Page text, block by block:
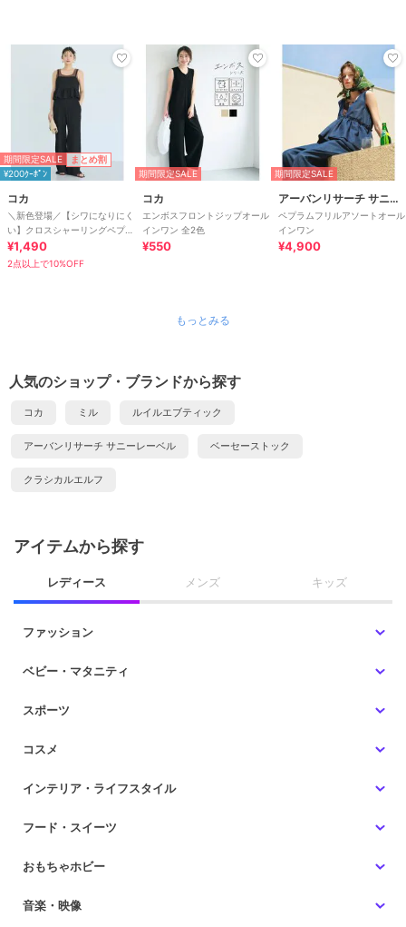
期間限定SALE まとめ割
¥200ｸｰﾎﾟﾝ
コカ
＼新色登場／【シワになりにく
い】クロスシャーリングペプラ
ムオールインワン 全2色
¥1,490
2点以上で10%OFF
期間限定SALE
コカ
エンボスフロントジップオール
インワン 全2色
¥550
期間限定SALE
アーバンリサーチ サニーレーベル
ペプラムフリルアソートオール
インワン
¥4,900
もっとみる
人気のショップ・ブランドから探す
コカ ミル ルイルエブティック
アーバンリサーチ サニーレーベル ベーセーストック
クラシカルエルフ
アイテムから探す
レディース メンズ キッズ
ファッション
ベビー・マタニティ
スポーツ
コスメ
インテリア・ライフスタイル
フード・スイーツ
おもちゃホビー
音楽・映像